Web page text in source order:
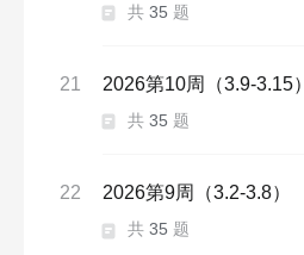
共 35 题
21 2026第10周（3.9-3.15）
共 35 题
22 2026第9周（3.2-3.8）
共 35 题